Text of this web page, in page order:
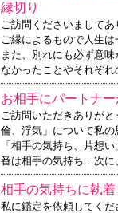
縁切り
ご訪問くださいまして
ご縁によるもので人生
また、別れにも必ず意
なかったことやそれぞ
お相手にパートナ
ご訪問いただきありが
倫、浮気」について私
「相手の気持ち、片想
番は相手の気持ち…次
相手の気持ちに執
私に鑑定を依頼してく